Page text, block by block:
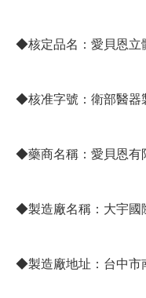
◆核定品名：愛貝恩立
◆核准字號：衛部醫器
◆藥商名稱：愛貝恩有
◆製造廠名稱：大宇國
◆製造廠地址：台中市